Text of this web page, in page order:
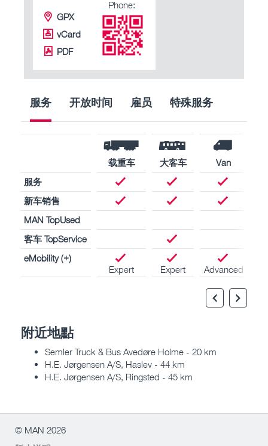
GPX
vCard
PDF
Phone:
服务 开放时间 雇员 特殊服务
载重车 大客车
Van
服务
新车销售
MAN TopUsed
客车 TopService
eMobility (+)
Expert
Expert Advanced
附近地點
Semler Truck & Bus Avedøre Holme - 20 km
H.E. Jørgensen A/S, Haslev - 44 km
H.E. Jørgensen A/S, Ringsted - 45 km
© MAN 2026